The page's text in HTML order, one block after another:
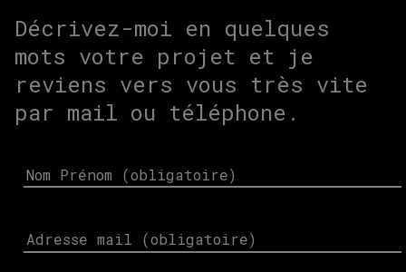
Décrivez-moi en quelques
mots votre projet et je
reviens vers vous très vite
par mail ou téléphone.